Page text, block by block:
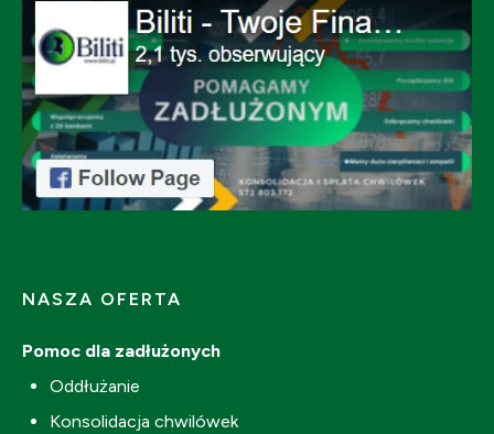
NASZA OFERTA
Pomoc dla zadłużonych
Oddłużanie
Konsolidacja chwilówek